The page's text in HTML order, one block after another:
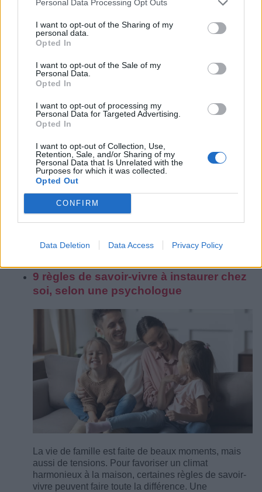
Personal Data Processing Opt Outs
I want to opt-out of the Sharing of my
personal data.
Opted In
I want to opt-out of the Sale of my
Personal Data.
Opted In
I want to opt-out of processing my
Personal Data for Targeted Advertising.
Opted In
I want to opt-out of Collection, Use,
Retention, Sale, and/or Sharing of my
Personal Data that Is Unrelated with the
Purposes for which it was collected.
Opted Out
CONFIRM
Data Deletion Data Access Privacy Policy
7 phrases qui établiront un lien plus fort
avec vos enfant
La communication entre un parent et un enfant est
une partie active d’un lien souvent compliqué. Les
années de la petite enfance sont souvent une
conversation avec ses enfants n’est plus si facile, et
9 règles de savoir-vivre à instaurer chez
soi, selon une psychologue
La vie de famille est faite de beaux moments, mais
aussi de tensions. Pour favoriser un climat
harmonieux à la maison, certaines règles de savoir-
vivre peuvent faire toute la différence. Une